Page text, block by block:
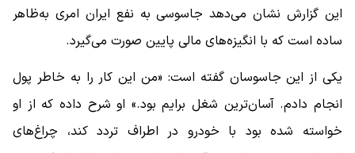
این گزارش نشان می‌دهد جاسوسی به نفع ایران امری به‌ظاهر
ساده است که با انگیزه‌های مالی پایین صورت می‌گیرد.
یکی از این جاسوسان گفته است: «من این کار را به خاطر پول
انجام دادم. آسان‌ترین شغل برایم بود.» او شرح داده که از او
خواسته شده بود با خودرو در اطراف تردد کند، چراغ‌های